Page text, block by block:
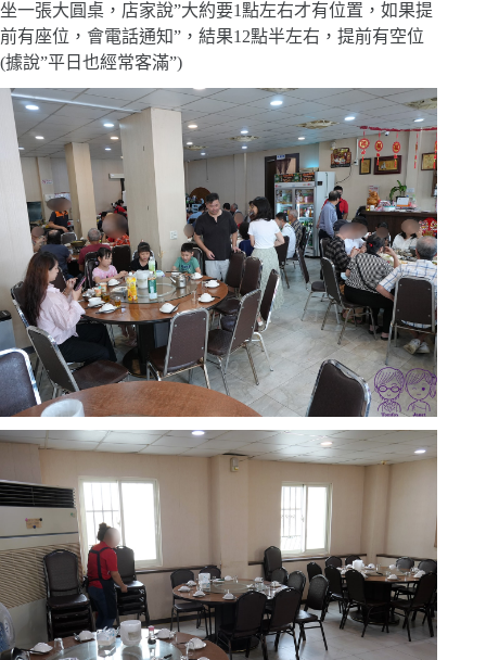
坐一張大圓桌，店家說”大約要1點左右才有位置，如果提
前有座位，會電話通知”，結果12點半左右，提前有空位
(據說”平日也經常客滿”)